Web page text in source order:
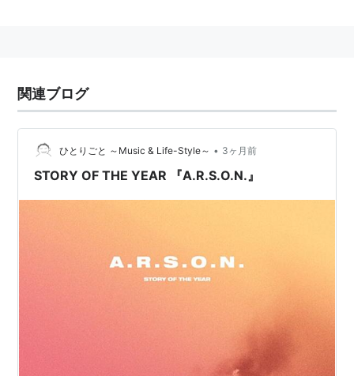
The Used、Story of The Year、Atreyu
関連ブログ
ひとりごと ～Music & Life-Style～ • 3ヶ月前
STORY OF THE YEAR 『A.R.S.O.N.』